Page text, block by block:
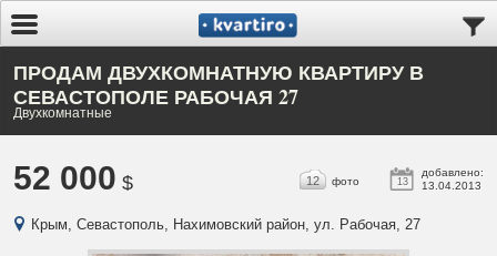
ПРОДАМ ДВУХКОМНАТНУЮ КВАРТИРУ В
СЕВАСТОПОЛЕ РАБОЧАЯ 27
Двухкомнатные
52 000 $ 13
добавлено:
13.04.2013
12 фото
Крым, Севастополь, Нахимовский район, ул. Рабочая, 27